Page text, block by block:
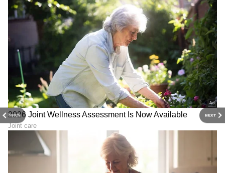
PREV NEXT
ಅಮಲಿನ ಅಂಶ ಪತ್ತೆ ಆದ್ರೆ ಪಾನ್‌
ಮಸಾಲ, ಗುಟ್ಕಾ ನಿಷೇಧ: ಡಿಕೆ
ಶಿವಕುಮಾರ್ ಎಚ್ಚರಿಕೆ
ರಾಜ್ಯದಲ್ಲಿ ಮತದಾರರ ಪಟ್ಟಿ
ಪರಿಷ್ಕರಣೆ ಶುರು; ನಾಳೆಯಿಂದ
ಮನೆಮನೆಗೆ ಎಸ್‌ಐಆರ್